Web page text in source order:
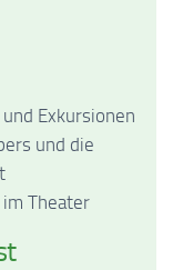
Exkursionen
und die
Theater